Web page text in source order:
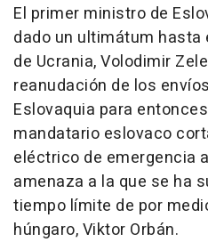
El primer ministro de
dado un ultimátum
de Ucrania, Volodimir
reanudación de los
Eslovaquia para
mandatario eslovaco
eléctrico de emergencia
amenaza a la que se ha
tiempo límite de por
húngaro, Viktor Orbán.